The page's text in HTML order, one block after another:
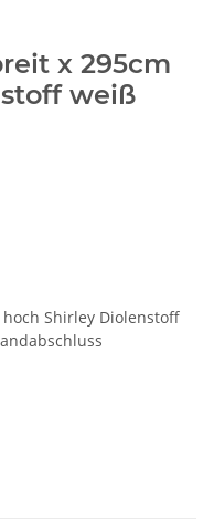
x 295cm
weiß
Shirley Diolenstoff